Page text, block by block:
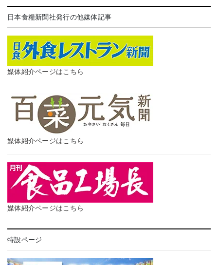
日本食糧新聞社発行の他媒体記事
媒体紹介ページはこちら
媒体紹介ページはこちら
媒体紹介ページはこちら
特設ページ